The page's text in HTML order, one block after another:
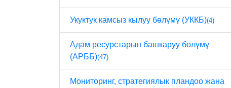
Укуктук камсыз кылуу бөлүмү (УККБ)(4)
Адам ресурстарын башкаруу бөлүмү
(АРББ)(47)
Мониторинг, стратегиялык пландоо жана